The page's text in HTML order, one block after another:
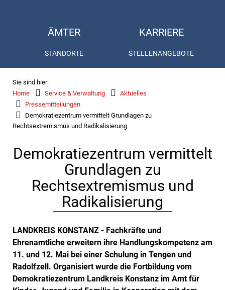
ÄMTER
STANDORTE
KARRIERE
STELLENANGEBOTE
Sie sind hier:
Home
Service & Verwaltung
Aktuelles
Pressemitteilungen
Demokratiezentrum vermittelt Grundlagen zu
Rechtsextremismus und Radikalisierung
Demokratiezentrum vermittelt
Grundlagen zu
Rechtsextremismus und
Radikalisierung
LANDKREIS KONSTANZ - Fachkräfte und
Ehrenamtliche erweitern ihre Handlungskompetenz am
11. und 12. Mai bei einer Schulung in Tengen und
Radolfzell. Organisiert wurde die Fortbildung vom
Demokratiezentrum Landkreis Konstanz im Amt für